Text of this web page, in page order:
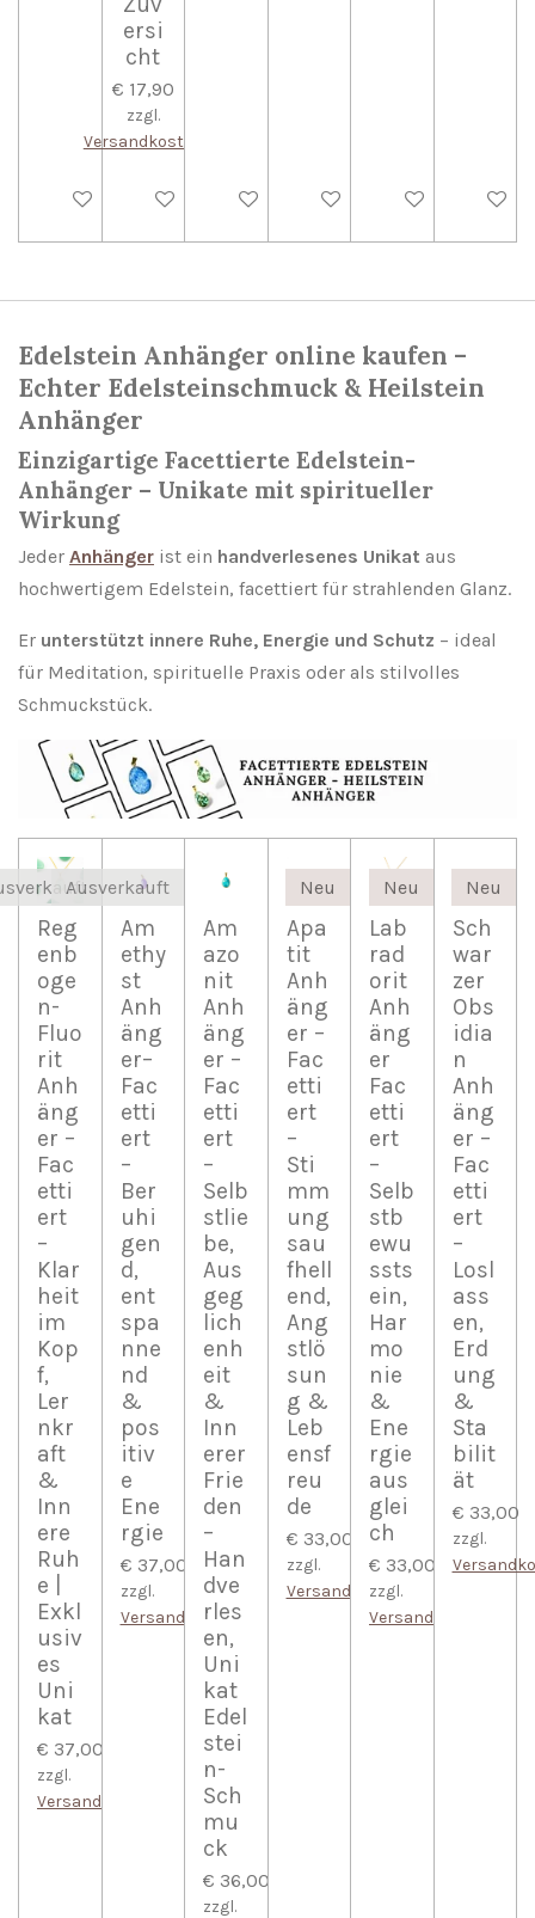
In den Warenkorb
ersi
cht
€ 17,90
zzgl.
Versandkosten
In den WarenkorbIn den WarenkorbIn den WarenkorbIn den Warenkorb
In den
Edelstein Anhänger online kaufen –
Echter Edelsteinschmuck & Heilstein
Anhänger
Einzigartige Facettierte Edelstein-
Anhänger – Unikate mit spiritueller
Wirkung
Jeder Anhänger ist ein handverlesenes Unikat aus
hochwertigem Edelstein, facettiert für strahlenden Glanz.
Er unterstützt innere Ruhe, Energie und Schutz – ideal
für Meditation, spirituelle Praxis oder als stilvolles
Schmuckstück.
Reg
enb
oge
n-
Fluo
rit
Anh
äng
er –
Fac
etti
ert
–
Klar
heit
im
Kop
f,
Ler
nkr
aft
&
Inn
ere
Ruh
e |
Exkl
usiv
es
Uni
kat
€ 37,00
zzgl.
Versandkosten
Ausverkauft
Am
ethy
st
Anh
äng
er–
Fac
etti
ert
–
Ber
uhi
gen
d,
ent
spa
nne
nd
&
pos
itiv
e
Ene
rgie
€ 37,00
zzgl.
Versandkosten
Am
azo
nit
Anh
äng
er –
Fac
etti
ert
–
Selb
stlie
be,
Aus
geg
lich
enh
eit
&
Inn
erer
Frie
den
–
Han
dve
rles
en,
Uni
kat
Edel
stei
n-
Sch
mu
ck
€ 36,00
zzgl.
Neu
Apa
tit
Anh
äng
er –
Fac
etti
ert
–
Sti
mm
ung
sau
fhell
end,
Ang
stlö
sun
g &
Leb
ensf
reu
de
€ 33,00
zzgl.
Versandkosten
Neu
Lab
rad
orit
Anh
äng
er
Fac
etti
ert
–
Selb
stb
ewu
ssts
ein,
Har
mo
nie
&
Ene
rgie
aus
glei
ch
€ 33,00
zzgl.
Versandkosten
Neu
Sch
war
zer
Obs
idia
n
Anh
äng
er –
Fac
etti
ert
–
Losl
ass
en,
Erd
ung
&
Sta
bilit
ät
€ 33,00
zzgl.